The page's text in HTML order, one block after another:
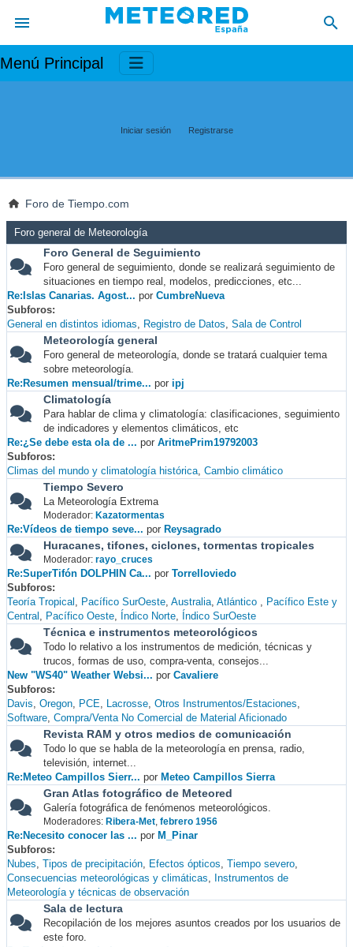
Menú Principal
Iniciar sesión Registrarse
Foro de Tiempo.com
Foro general de Meteorología
Foro General de Seguimiento
Foro general de seguimiento, donde se realizará seguimiento de
situaciones en tiempo real, modelos, predicciones, etc...
Re:Islas Canarias. Agost... por CumbreNueva
Subforos
General en distintos idiomas
Registro de Datos Sala de Control
Meteorología general
Foro general de meteorología, donde se tratará cualquier tema
sobre meteorología.
Re:Resumen mensual/trime... por ipj
Climatología
Para hablar de clima y climatología: clasificaciones, seguimiento
de indicadores y elementos climáticos, etc
Re:¿Se debe esta ola de ... por AritmePrim19792003
Subforos
Climas del mundo y climatología histórica Cambio climático
Tiempo Severo
La Meteorología Extrema
Moderador: Kazatormentas
Re:Vídeos de tiempo seve... por Reysagrado
Huracanes, tifones, ciclones, tormentas tropicales
Moderador: rayo_cruces
Re:SuperTifón DOLPHIN Ca... por Torrelloviedo
Subforos
Teoría Tropical
Pacífico SurOeste Australia Atlántico
Pacífico Este y
Central
Pacífico Oeste Índico Norte Índico SurOeste
Técnica e instrumentos meteorológicos
Todo lo relativo a los instrumentos de medición, técnicas y
trucos, formas de uso, compra-venta, consejos...
New "WS40" Weather Websi... por Cavaliere
Subforos
Davis Oregon PCE Lacrosse Otros Instrumentos/Estaciones
Software Compra/Venta No Comercial de Material Aficionado
Revista RAM y otros medios de comunicación
Todo lo que se habla de la meteorología en prensa, radio,
televisión, internet...
Re:Meteo Campillos Sierr... por Meteo Campillos Sierra
Gran Atlas fotográfico de Meteored
Galería fotográfica de fenómenos meteorológicos.
Moderadores: Ribera-Met, febrero 1956
Re:Necesito conocer las ... por M_Pinar
Subforos
Nubes Tipos de precipitación Efectos ópticos Tiempo severo
Consecuencias meteorológicas y climáticas
Instrumentos de
Meteorología y técnicas de observación
Sala de lectura
Recopilación de los mejores asuntos creados por los usuarios de
este foro.